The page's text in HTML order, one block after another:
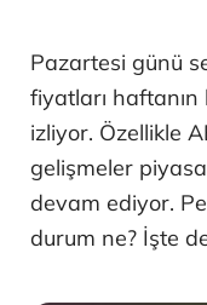
Pazartesi günü
fiyatları
izliyor. Özellikle
gelişmeler
devam ediyor.
durum ne? İşte